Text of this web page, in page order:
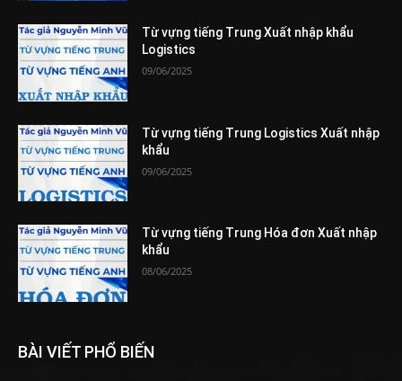
Từ vựng tiếng Trung Xuất nhập khẩu
Logistics
09/06/2025
Từ vựng tiếng Trung Logistics Xuất nhập
khẩu
09/06/2025
Từ vựng tiếng Trung Hóa đơn Xuất nhập
khẩu
08/06/2025
BÀI VIẾT PHỔ BIẾN